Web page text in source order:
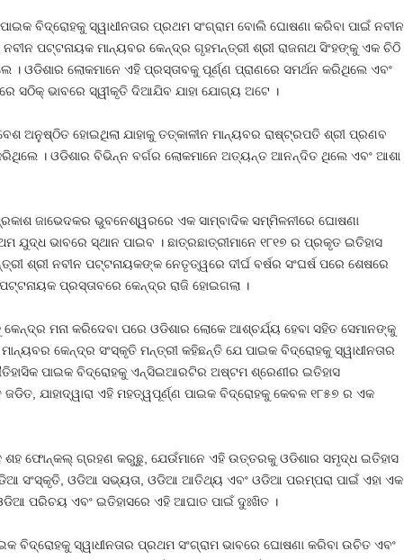
ବିଦ୍ରୋହକୁ ସ୍ୱାଧୀନତାର ପ୍ରଥମ ସଂଗ୍ରାମ ବୋଲି ଘୋଷଣା କରିବା ପାଇଁ ନବୀନ
ପଟ୍ଟନାୟକ ମାନ୍ୟବର କେନ୍ଦ୍ର ଗୃହମନ୍ତ୍ରୀ ଶ୍ରୀ ରାଜନାଥ ସିଂହଙ୍କୁ ଏକ ଚିଠି
ଓଡିଶାର ଲୋକମାନେ ଏହି ପ୍ରସ୍ତାବକୁ ପୂର୍ଣ୍ଣ ପ୍ରାଣରେ ସମର୍ଥନ କରିଥିଲେ ଏବଂ
ସଠିକ୍ ଭାବରେ ସ୍ୱୀକୃତି ଦିଆଯିବ ଯାହା ଯୋଗ୍ୟ ଅଟେ ।
ଅନୁଷ୍ଠିତ ହୋଇଥିଲା ଯାହାକୁ ତତ୍କାଳୀନ ମାନ୍ୟବର ରାଷ୍ଟ୍ରପତି ଶ୍ରୀ ପ୍ରଣବ
। ଓଡିଶାର ବିଭିନ୍ନ ବର୍ଗର ଲୋକମାନେ ଅତ୍ୟନ୍ତ ଆନନ୍ଦିତ ଥିଲେ ଏବଂ ଆଶା
ଜାଭେଦକର ଭୁବନେଶ୍ୱରରେ ଏକ ସାମ୍ବାଦିକ ସମ୍ମିଳନୀରେ ଘୋଷଣା
ଭାବରେ ସ୍ଥାନ ପାଇବ । ଛାତ୍ରଛାତ୍ରୀମାନେ ୧୮୧୭ ର ପ୍ରକୃତ ଇତିହାସ
ଶ୍ରୀ ନବୀନ ପଟ୍ଟନାୟକଙ୍କ ନେତୃତ୍ୱରେ ଦୀର୍ଘ ବର୍ଷର ସଂଘର୍ଷ ପରେ ଶେଷରେ
ପ୍ରସ୍ତାବରେ କେନ୍ଦ୍ର ରାଜି ହୋଇଗଲା ।
ମନା କରିଦେବା ପରେ ଓଡିଶାର ଲୋକେ ଆଶ୍ଚର୍ଯ୍ୟ ହେବା ସହିତ ସେମାନଙ୍କୁ
କେନ୍ଦ୍ର ସଂସ୍କୃତି ମନ୍ତ୍ରୀ କହିଛନ୍ତି ଯେ ପାଇକ ବିଦ୍ରୋହକୁ ସ୍ୱାଧୀନତାର
ପାଇକ ବିଦ୍ରୋହକୁ ଏନ୍‍ସିଇଆରଟିର ଅଷ୍ଟମ ଶ୍ରେଣୀର ଇତିହାସ
ଯାହାଦ୍ୱାରା ଏହି ମହତ୍ୱପୂର୍ଣ୍ଣ ପାଇକ ବିଦ୍ରୋହକୁ କେବଳ ୧୮୫୭ ର ଏକ
ଶହ ଫୋନ୍‍କଲ୍ ଗ୍ରହଣ କରୁଛୁ, ଯେଉଁମାନେ ଏହି ଉତ୍ତରକୁ ଓଡିଶାର ସମୃଦ୍ଧ ଇତିହାସ
ସଂସ୍କୃତି, ଓଡିଆ ସଭ୍ୟତା, ଓଡିଆ ଆତିଥ୍ୟ ଏବଂ ଓଡିଆ ପରମ୍ପରା ପାଇଁ ଏହା ଏକ
ପରିଚୟ ଏବଂ ଇତିହାସରେ ଏହି ଆଘାତ ପାଇଁ ଦୁଃଖିତ ।
ସ୍ୱାଧୀନତାର ପ୍ରଥମ ସଂଗ୍ରାମ ଭାବରେ ଘୋଷଣା କରିବା ଉଚିତ ଏବଂ